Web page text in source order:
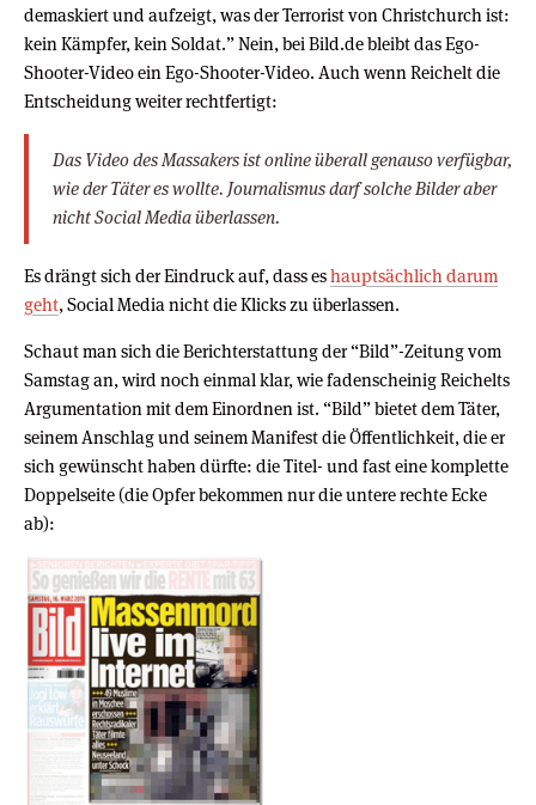
demaskiert und aufzeigt, was der Terrorist von Christchurch ist:
kein Kämpfer, kein Soldat.” Nein, bei Bild.de bleibt das Ego-
Shooter-Video ein Ego-Shooter-Video. Auch wenn Reichelt die
Entscheidung weiter rechtfertigt:
Das Video des Massakers ist online überall genauso verfügbar,
wie der Täter es wollte. Journalismus darf solche Bilder aber
nicht Social Media überlassen.
Es drängt sich der Eindruck auf, dass eshauptsächlich darum
geht, Social Media nicht die Klicks zu überlassen.
Schaut man sich die Berichterstattung der “Bild”-Zeitung vom
Samstag an, wird noch einmal klar, wie fadenscheinig Reichelts
Argumentation mit dem Einordnen ist. “Bild” bietet dem Täter,
seinem Anschlag und seinem Manifest die Öffentlichkeit, die er
sich gewünscht haben dürfte: die Titel- und fast eine komplette
Doppelseite (die Opfer bekommen nur die untere rechte Ecke
ab):